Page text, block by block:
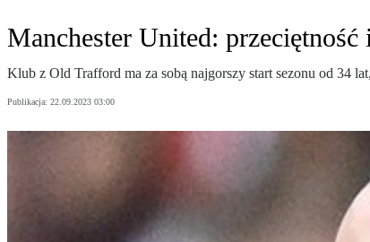
Manchester United:
Klub z Old Trafford ma za sobą najgorszy start sezonu od 34
Publikacja: 22.09.2023 03:00